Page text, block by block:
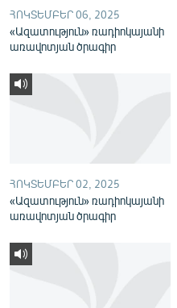
ՓՈԴՔԱՍԹ
Հայերեն
ՀԵՏԵՎԵՔ ՄԵԶ
ՀՈԿՏԵՄԲԵՐ 06, 2025
«Ազատություն» ռադիոկայանի
առավոտյան ծրագիր
ՀՈԿՏԵՄԲԵՐ 02, 2025
«Ազատություն» ռադիոկայանի
առավոտյան ծրագիր